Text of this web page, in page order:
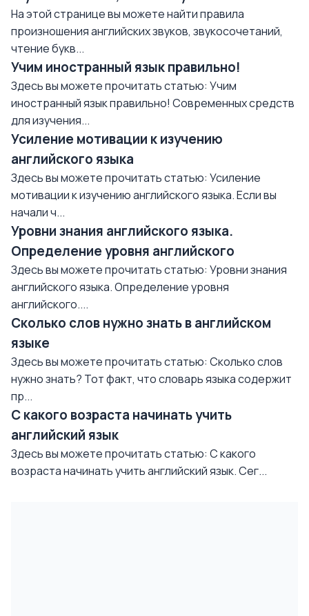
На этой странице вы можете найти правила
произношения английских звуков, звукосочетаний,
чтение букв...
Учим иностранный язык правильно!
Здесь вы можете прочитать статью: Учим
иностранный язык правильно! Современных средств
для изучения...
Усиление мотивации к изучению
английского языка
Здесь вы можете прочитать статью: Усиление
мотивации к изучению английского языка. Если вы
начали ч...
Уровни знания английского языка.
Определение уровня английского
Здесь вы можете прочитать статью: Уровни знания
английского языка. Определение уровня
английского....
Сколько слов нужно знать в английском
языке
Здесь вы можете прочитать статью: Сколько слов
нужно знать? Тот факт, что словарь языка содержит
пр...
С какого возраста начинать учить
английский язык
Здесь вы можете прочитать статью: С какого
возраста начинать учить английский язык. Сег...